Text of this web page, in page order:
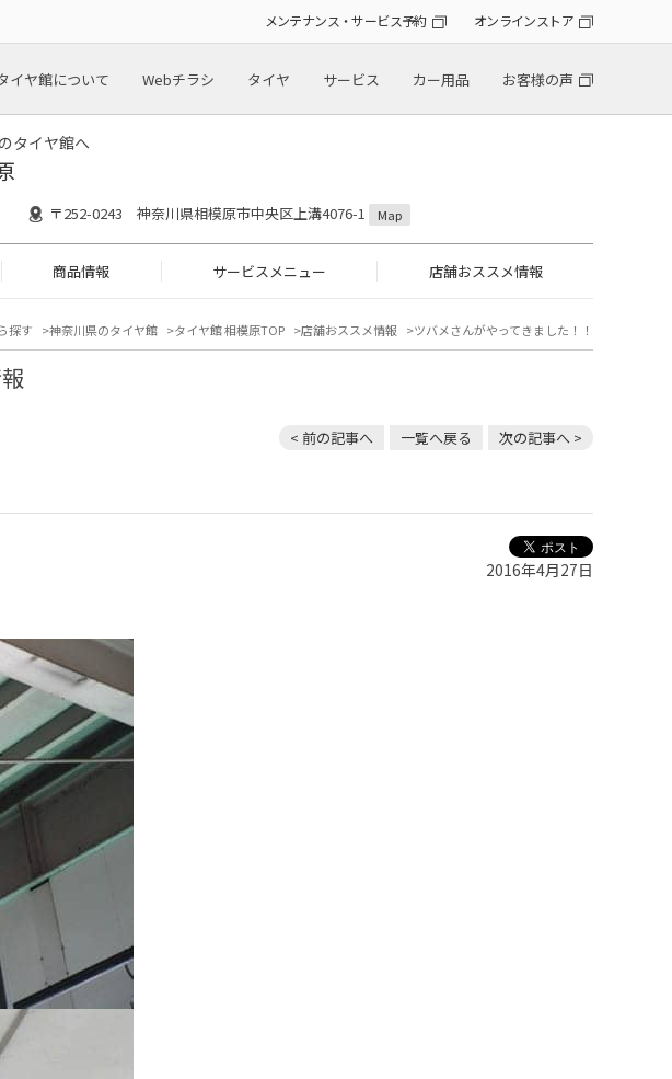
メンテナンス・サービス予約 オンラインストア
イヤ館について Webチラシ タイヤ サービス カー用品 お客様の声
タイヤ館へ
〒252-0243 神奈川県相模原市中央区上溝4076-1 Map
商品情報 サービスメニュー 店舗おススメ情報
探す 神奈川県のタイヤ館 タイヤ館 相模原TOP 店舗おススメ情報 ツバメさんがやってきました！！
< 前の記事へ 一覧へ戻る 次の記事へ >
2016年4月27日